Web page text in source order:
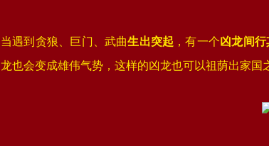
当遇到贪狼、巨门、武曲生出突起 ，有一个凶龙间行
龙也会变成雄伟气势，这样的凶龙也可以祖荫出家国